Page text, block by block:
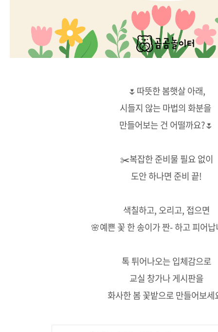
🌷따뜻한 봄햇살 아래,
시들지 않는 마법의 화분을
만들어보는 건 어떨까요?🌷
✂️복잡한 준비물 필요 없이
도안 하나면 준비 끝!
색칠하고, 오리고, 접으면
🌸예쁜 꽃 한 송이가 짠- 하고 피어
톡 튀어나오는 입체감으로
교실 창가나 게시판을
화사한 봄 꽃밭으로 만들어보세